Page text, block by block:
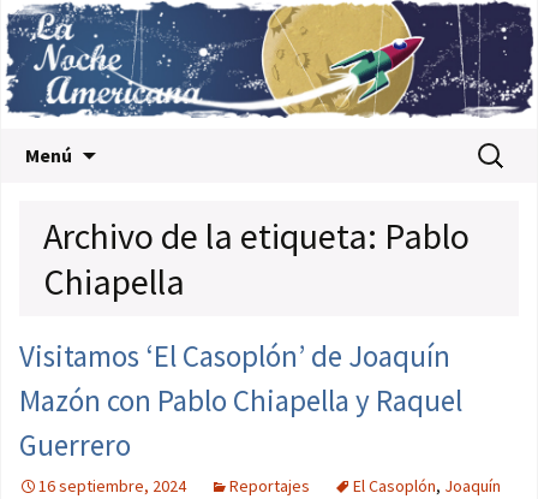
Menú Buscar:
Archivo de la etiqueta: Pablo
Chiapella
Visitamos ‘El Casoplón’ de Joaquín
Mazón con Pablo Chiapella y Raquel
Guerrero
16 septiembre, 2024 Reportajes El Casoplón, Joaquín